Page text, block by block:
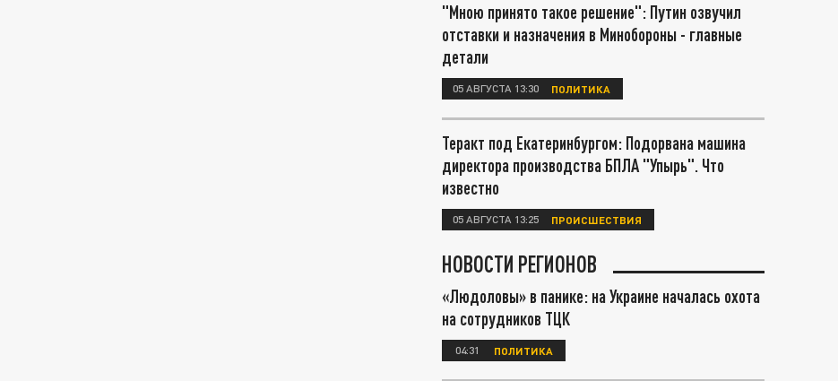
"Мною принято такое решение": Путин озвучил
отставки и назначения в Минобороны - главные
детали
05 АВГУСТА 13:30 ПОЛИТИКА
Теракт под Екатеринбургом: Подорвана машина
директора производства БПЛА "Упырь". Что
известно
05 АВГУСТА 13:25 ПРОИСШЕСТВИЯ
НОВОСТИ РЕГИОНОВ
«Людоловы» в панике: на Украине началась охота
на сотрудников ТЦК
04:31 ПОЛИТИКА